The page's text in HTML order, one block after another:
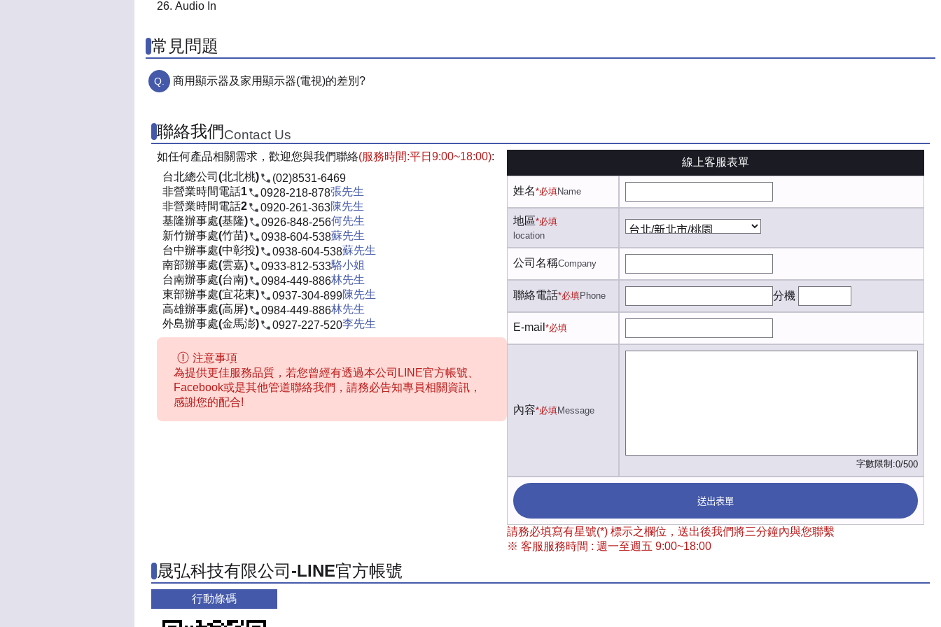
Audio In
常見問題
商用顯示器及家用顯示器(電視)的差別?
聯絡我們Contact Us
如任何產品相關需求，歡迎您與我們聯絡(服務時間:平日9:00~18:00):
台北總公司(北北桃)
(02)8531-6469
非營業時間電話1
0928-218-878張先生
非營業時間電話2
0920-261-363陳先生
基隆辦事處(基隆)
0926-848-256何先生
新竹辦事處(竹苗)
0938-604-538蘇先生
台中辦事處(中彰投)
0938-604-538蘇先生
南部辦事處(雲嘉)
0933-812-533駱小姐
台南辦事處(台南)
0984-449-886林先生
東部辦事處(宜花東)
0937-304-899陳先生
高雄辦事處(高屏)
0984-449-886林先生
外島辦事處(金馬澎)
0927-227-520李先生
注意事項
為提供更佳服務品質，若您曾經有透過本公司LINE官方帳號、
Facebook或是其他管道聯絡我們，請務必告知專員相關資訊，
感謝您的配合!
線上客服表單
姓名*必填Name
地區*必填
location
公司名稱Company
聯絡電話*必填Phone 分機
E-mail *必填
內容*必填Message
字數限制:0/500
送出表單
請務必填寫有星號(*) 標示之欄位，送出後我們將三分鐘內與您聯繫
※ 客服服務時間 : 週一至週五 9:00~18:00
晟弘科技有限公司-LINE官方帳號
行動條碼